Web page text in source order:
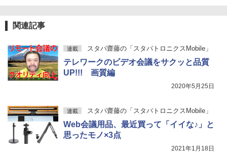
関連記事
連載 スタパ齋藤の「スタパトロニクスMobile」
テレワークのビデオ会議をサクッと品質
UP!!! 画質編
2020年5月25日
連載 スタパ齋藤の「スタパトロニクスMobile」
Web会議用品、最近買って「イイな♪」と
思ったモノ×3点
2021年1月18日